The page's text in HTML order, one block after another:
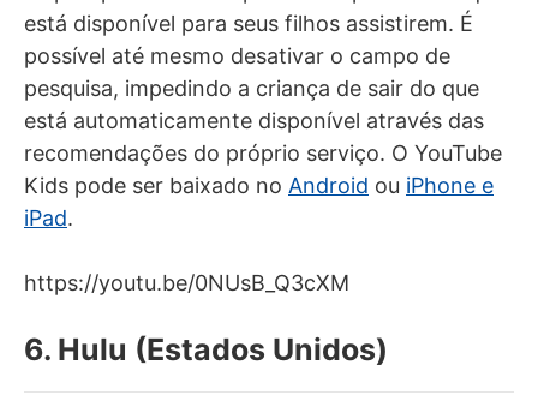
está disponível para seus filhos assistirem. É
possível até mesmo desativar o campo de
pesquisa, impedindo a criança de sair do que
está automaticamente disponível através das
recomendações do próprio serviço. O YouTube
Kids pode ser baixado no Android ou iPhone e
iPad.
https://youtu.be/0NUsB_Q3cXM
6. Hulu (Estados Unidos)